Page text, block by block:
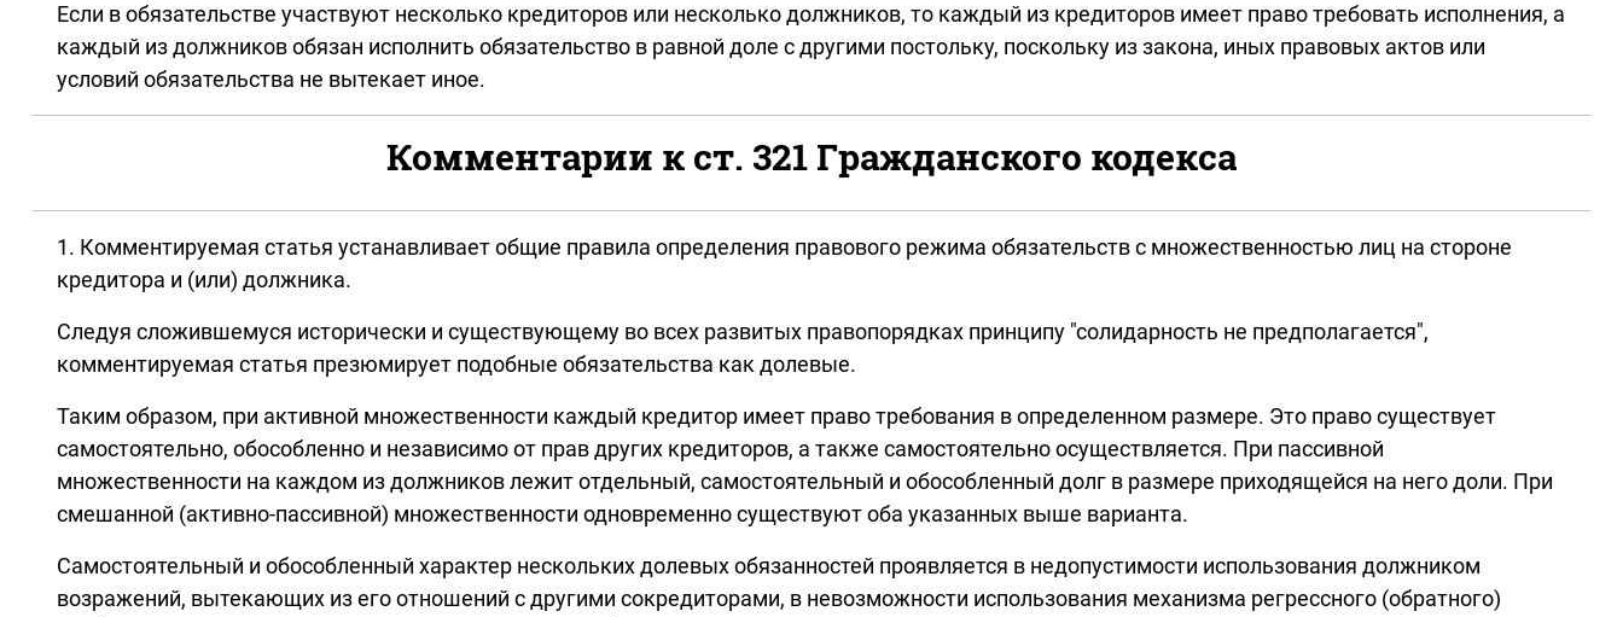
Если в обязательстве участвуют несколько кредиторов или несколько должников, то каждый из кредиторов имеет право требовать исполнения, а
каждый из должников обязан исполнить обязательство в равной доле с другими постольку, поскольку из закона, иных правовых актов или
условий обязательства не вытекает иное.
Комментарии к ст. 321 Гражданского кодекса
1. Комментируемая статья устанавливает общие правила определения правового режима обязательств с множественностью лиц на стороне
кредитора и (или) должника.
Следуя сложившемуся исторически и существующему во всех развитых правопорядках принципу "солидарность не предполагается",
комментируемая статья презюмирует подобные обязательства как долевые.
Таким образом, при активной множественности каждый кредитор имеет право требования в определенном размере. Это право существует
самостоятельно, обособленно и независимо от прав других кредиторов, а также самостоятельно осуществляется. При пассивной
множественности на каждом из должников лежит отдельный, самостоятельный и обособленный долг в размере приходящейся на него доли. При
смешанной (активно-пассивной) множественности одновременно существуют оба указанных выше варианта.
Самостоятельный и обособленный характер нескольких долевых обязанностей проявляется в недопустимости использования должником
возражений, вытекающих из его отношений с другими сокредиторами, в невозможности использования механизма регрессного (обратного)